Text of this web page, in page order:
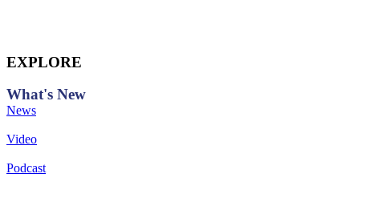
EXPLORE
What's New
News
Video
Podcast